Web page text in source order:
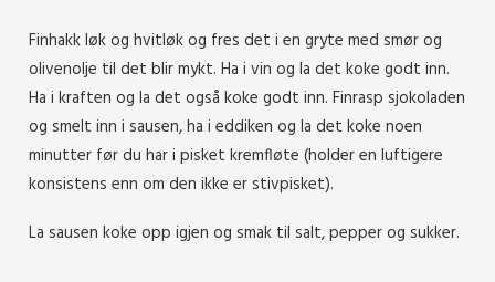
Finhakk løk og hvitløk og fres det i en gryte med smør og
olivenolje til det blir mykt. Ha i vin og la det koke godt inn.
Ha i kraften og la det også koke godt inn. Finrasp sjokoladen
og smelt inn i sausen, ha i eddiken og la det koke noen
minutter før du har i pisket kremfløte (holder en luftigere
konsistens enn om den ikke er stivpisket).
La sausen koke opp igjen og smak til salt, pepper og sukker.